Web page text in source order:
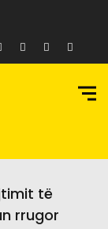
të
rrugor